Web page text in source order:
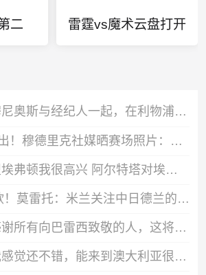
二 雷霆vs魔术云盘打开
新援亮相！穆尼奥斯与经纪人一起，在利物浦训练中心拍下合影
时隔614天复出！穆德里克社媒晒赛场照片：好久不见
诺尔高：加盟埃弗顿我很高兴 阿尔特塔对埃弗顿、莫耶斯充满赞美
身价1500万欧！莫雷托：米兰关注中日德兰的智利前锋奥索里奥
米兰社媒：感谢所有向巴雷西致敬的人，这将永远铭刻在我们心中
莫德里奇：我感觉还不错，能来到澳大利亚很棒，希望球队继续提高